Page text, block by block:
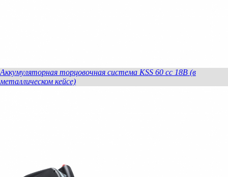
Аккумуляторная торцовочная система KSS 60 cc 18В (в
металлическом кейсе)